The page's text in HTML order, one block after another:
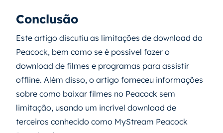
Conclusão
Este artigo discutiu as limitações de download do
Peacock, bem como se é possível fazer o
download de filmes e programas para assistir
offline. Além disso, o artigo forneceu informações
sobre como baixar filmes no Peacock sem
limitação, usando um incrível download de
terceiros conhecido como MyStream Peacock